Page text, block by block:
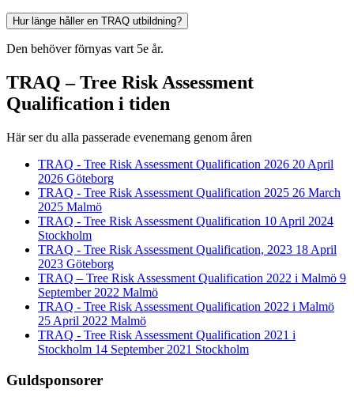
Hur länge håller en TRAQ utbildning?
Den behöver förnyas vart 5e år.
TRAQ – Tree Risk Assessment
Qualification i tiden
Här ser du alla passerade evenemang genom åren
TRAQ - Tree Risk Assessment Qualification 2026 20 April
2026 Göteborg
TRAQ - Tree Risk Assessment Qualification 2025 26 March
2025 Malmö
TRAQ - Tree Risk Assessment Qualification 10 April 2024
Stockholm
TRAQ - Tree Risk Assessment Qualification, 2023 18 April
2023 Göteborg
TRAQ – Tree Risk Assessment Qualification 2022 i Malmö 9
September 2022 Malmö
TRAQ - Tree Risk Assessment Qualification 2022 i Malmö
25 April 2022 Malmö
TRAQ - Tree Risk Assessment Qualification 2021 i
Stockholm 14 September 2021 Stockholm
Guldsponsorer